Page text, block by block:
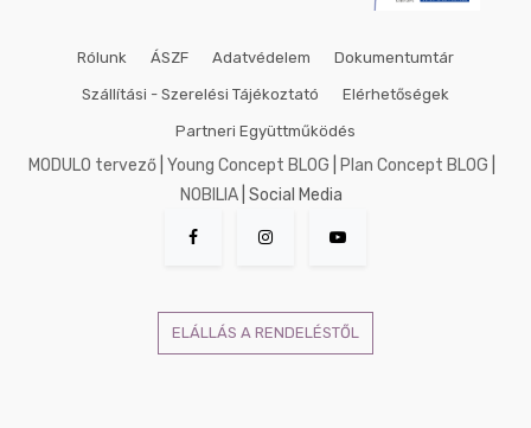
Rólunk ÁSZF Adatvédelem Dokumentumtár
Szállítási - Szerelési Tájékoztató Elérhetőségek
Partneri Együttműködés
MODULO tervező| Young Concept BLOG Plan Concept BLOG
NOBILIA | Social Media
ELÁLLÁS A RENDELÉSTŐL